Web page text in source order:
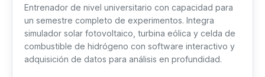
Entrenador de nivel universitario con capacidad para
un semestre completo de experimentos. Integra
simulador solar fotovoltaico, turbina eólica y celda de
combustible de hidrógeno con software interactivo y
adquisición de datos para análisis en profundidad.